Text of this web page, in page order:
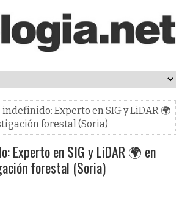
indefinido: Experto en SIG y LiDAR 🌍
forestal (Soria)
Experto en SIG y LiDAR 🌍 en
forestal (Soria)